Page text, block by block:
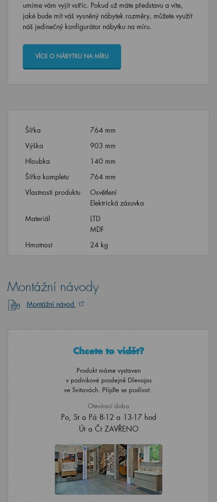
umíme vám vyjít vstříc. Pokud už máte představu a víte,
jaké bude mít váš vysněný nábytek rozměry, můžete využít
náš jedinečný konfigurátor nábytku na míru.
VÍCE O NÁBYTKU NA MÍRU
Šířka
764 mm
Výška
903 mm
Hloubka
140 mm
Šířka kompletu
764 mm
Vlastnosti produktu
Osvětlení
Elektrická zásuvka
Materiál
LTD
MDF
Hmotnost
24 kg
Montážní návody
Montážní návod
Chcete to vidět?
Produkt máme vystaven
v podnikové prodejně Dřevojas
ve Svitavách. Přijďte se podívat..
Otevírací doba
Po, St a Pá 8-12 a 13-17 hod
Út a Čt ZAVŘENO